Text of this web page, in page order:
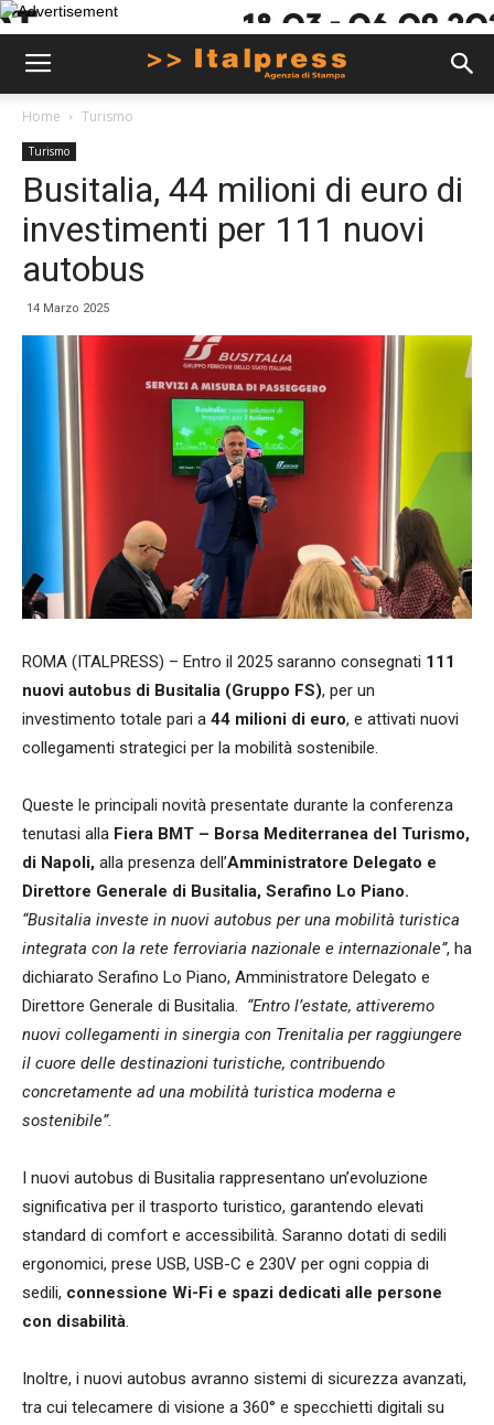
Home Turismo
Turismo
Busitalia, 44 milioni di euro di
investimenti per 111 nuovi
autobus
14 Marzo 2025
ROMA (ITALPRESS) – Entro il 2025 saranno consegnati 111
nuovi autobus di Busitalia (Gruppo FS), per un
investimento totale pari a 44 milioni di euro, e attivati nuovi
collegamenti strategici per la mobilità sostenibile.
Queste le principali novità presentate durante la conferenza
tenutasi alla Fiera BMT – Borsa Mediterranea del Turismo,
di Napoli, alla presenza dell’Amministratore Delegato e
Direttore Generale di Busitalia, Serafino Lo Piano.
“Busitalia investe in nuovi autobus per una mobilità turistica
integrata con la rete ferroviaria nazionale e internazionale”, ha
dichiarato Serafino Lo Piano, Amministratore Delegato e
Direttore Generale di Busitalia. “Entro l’estate, attiveremo
nuovi collegamenti in sinergia con Trenitalia per raggiungere
il cuore delle destinazioni turistiche, contribuendo
concretamente ad una mobilità turistica moderna e
sostenibile”.
I nuovi autobus di Busitalia rappresentano un’evoluzione
significativa per il trasporto turistico, garantendo elevati
standard di comfort e accessibilità. Saranno dotati di sedili
ergonomici, prese USB, USB-C e 230V per ogni coppia di
sedili, connessione Wi-Fi e spazi dedicati alle persone
con disabilità.
Inoltre, i nuovi autobus avranno sistemi di sicurezza avanzati,
tra cui telecamere di visione a 360° e specchietti digitali su